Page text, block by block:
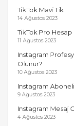
TikTok Mavi Tik
14 Ağustos 2023
TikTok Pro Hesap
11 Ağustos 2023
Instagram
Olunur?
10 Ağustos 2023
Instagram
9 Ağustos 2023
Instagram Mesaj
4 Ağustos 2023